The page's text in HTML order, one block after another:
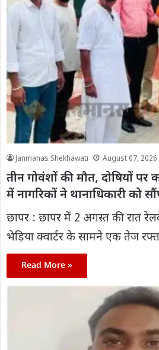
Janmanas Shekhawati August 07, 2026
तीन गोवंशों की मौत, दोषियों पर
में नागरिकों ने थानाधिकारी को
छापर : छापर में 2 अगस्त की रात
भेड़िया क्वार्टर के सामने एक तेज
Read More »